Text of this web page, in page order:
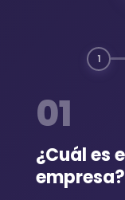
1
01
¿Cuál es
empresa?